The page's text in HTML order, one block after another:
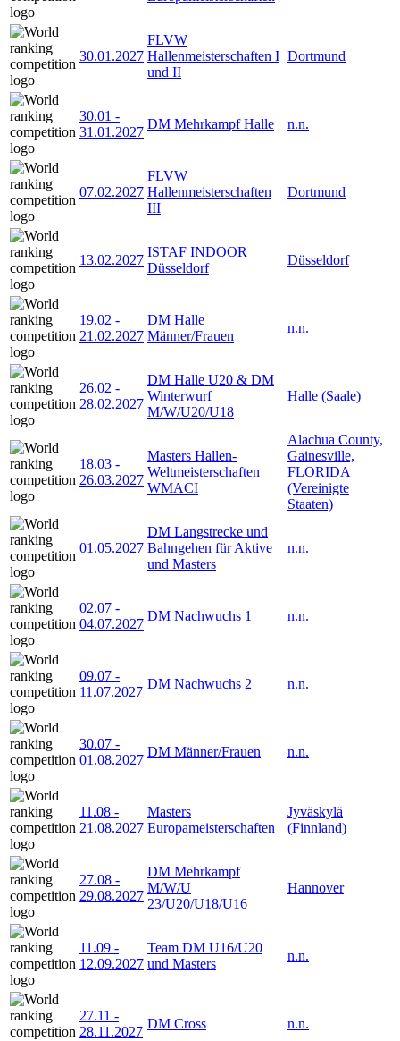
30.01.2027
FLVW
Hallenmeisterschaften I
und II
Dortmund
30.01 -
31.01.2027
DM Mehrkampf Halle n.n.
07.02.2027
FLVW
Hallenmeisterschaften
III
Dortmund
13.02.2027
ISTAF INDOOR
Düsseldorf
Düsseldorf
19.02 -
21.02.2027
DM Halle
Männer/Frauen
n.n.
26.02 -
28.02.2027
DM Halle U20 & DM
Winterwurf
M/W/U20/U18
Halle (Saale)
18.03 -
26.03.2027
Masters Hallen-
Weltmeisterschaften
WMACI
Alachua County,
Gainesville,
FLORIDA
(Vereinigte
Staaten)
01.05.2027
DM Langstrecke und
Bahngehen für Aktive
und Masters
n.n.
02.07 -
04.07.2027
DM Nachwuchs 1 n.n.
09.07 -
11.07.2027
DM Nachwuchs 2 n.n.
30.07 -
01.08.2027
DM Männer/Frauen n.n.
11.08 -
21.08.2027
Masters
Europameisterschaften
Jyväskylä
(Finnland)
27.08 -
29.08.2027
DM Mehrkampf
M/W/U
23/U20/U18/U16
Hannover
11.09 -
12.09.2027
Team DM U16/U20
und Masters
n.n.
27.11 -
28.11.2027
DM Cross n.n.